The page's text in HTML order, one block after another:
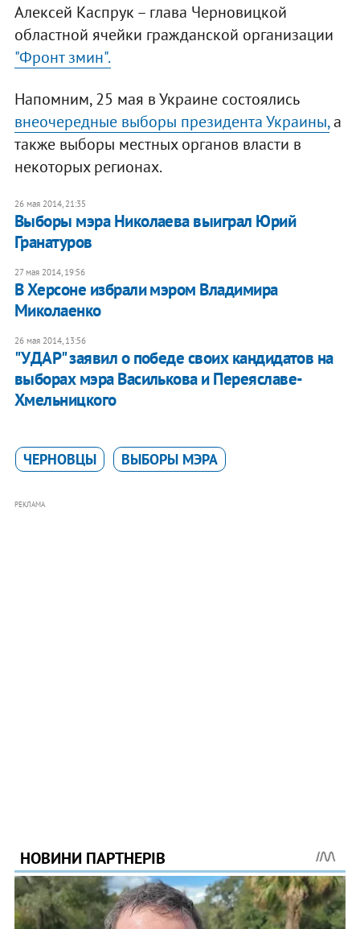
Алексей Каспрук – глава Черновицкой
областной ячейки гражданской организации
"Фронт змин".
Напомним, 25 мая в Украине состоялись
внеочередные выборы президента Украины,а
также выборы местных органов власти в
некоторых регионах.
26 мая 2014, 21:35
Выборы мэра Николаева выиграл Юрий
Гранатуров
27 мая 2014, 19:56
В Херсоне избрали мэром Владимира
Миколаенко
26 мая 2014, 13:56
"УДАР" заявил о победе своих кандидатов на
выборах мэра Василькова и Переяславе-
Хмельницкого
ЧЕРНОВЦЫ ВЫБОРЫ МЭРА
РЕКЛАМА